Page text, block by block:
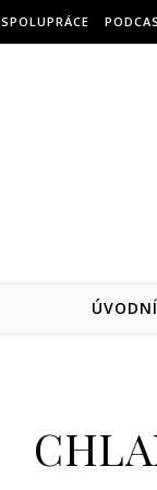
SPOLUPRÁCE